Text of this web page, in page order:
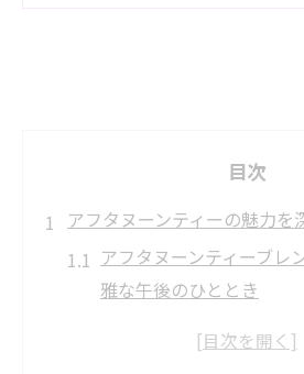
目次
アフタヌーンティーの魅力を
アフタヌーンティーブレ
雅な午後のひととき
紅茶とスイーツで広がる
ーの楽しみ方